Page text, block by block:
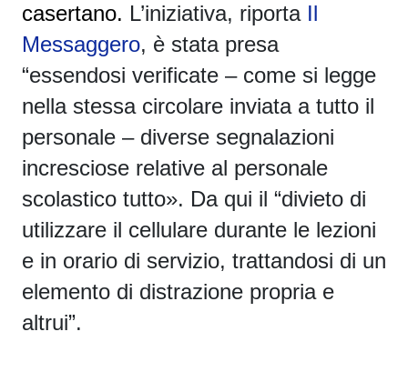
casertano. L’iniziativa, riporta Il
Messaggero, è stata presa
“essendosi verificate – come si legge
nella stessa circolare inviata a tutto il
personale – diverse segnalazioni
incresciose relative al personale
scolastico tutto». Da qui il “divieto di
utilizzare il cellulare durante le lezioni
e in orario di servizio, trattandosi di un
elemento di distrazione propria e
altrui”.